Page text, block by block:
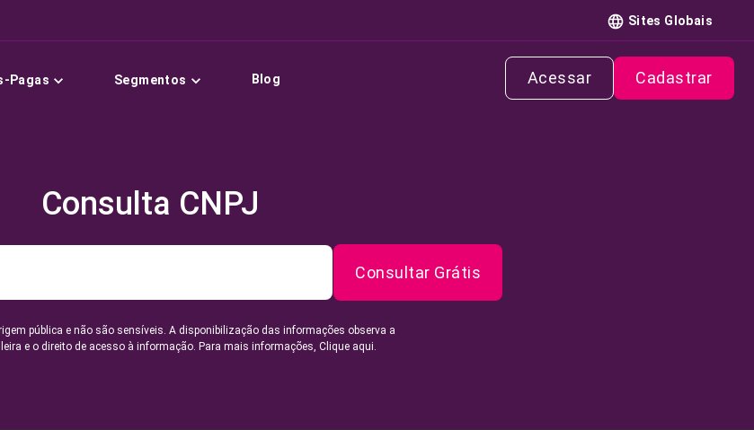
Sites Globais
Pagas Segmentos Blog Acessar Cadastrar
Consulta CNPJ
Consultar Grátis
pública e não são sensíveis. A disponibilização das informações observa a
e o direito de acesso à informação. Para mais informações, Clique aqui.